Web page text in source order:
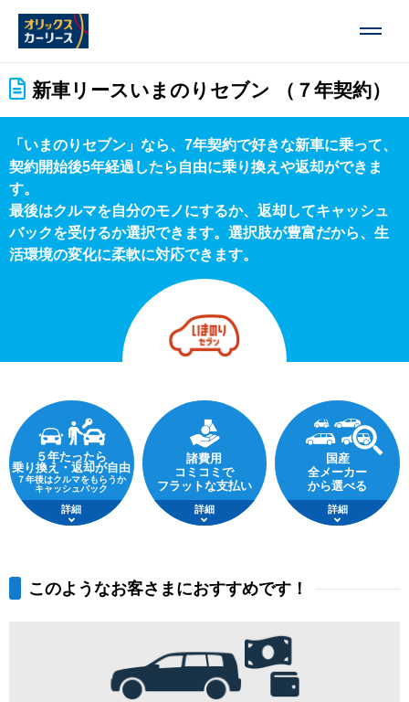
新車リースいまのりセブン （７年契約）
「いまのりセブン」なら、7年契約で好きな新車に乗って、
契約開始後5年経過したら自由に乗り換えや返却ができま
す。
最後はクルマを自分のモノにするか、返却してキャッシュ
バックを受けるか選択できます。選択肢が豊富だから、生
活環境の変化に柔軟に対応できます。
５年たったら
乗り換え・返却が自由
７年後はクルマをもらうか
キャッシュバック
詳細
諸費用
コミコミで
フラットな支払い
詳細
国産
全メーカー
から選べる
詳細
このようなお客さまにおすすめです！